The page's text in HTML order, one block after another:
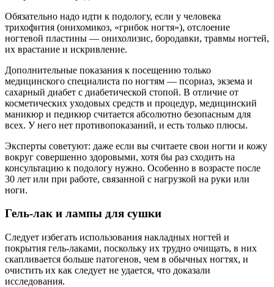
Обязательно надо идти к подологу, если у человека
трихофития (онихомикоз, «грибок ногтя»), отслоение
ногтевой пластины — онихолизис, бородавки, травмы ногтей,
их врастание и искривление.
Дополнительные показания к посещению только
медицинского специалиста по ногтям — псориаз, экзема и
сахарный диабет с диабетической стопой. В отличие от
косметических уходовых средств и процедур, медицинский
маникюр и педикюр считается абсолютно безопасным для
всех. У него нет противопоказаний, и есть только плюсы.
Эксперты советуют: даже если вы считаете свои ногти и кожу
вокруг совершенно здоровыми, хотя бы раз сходить на
консультацию к подологу нужно. Особенно в возрасте после
30 лет или при работе, связанной с нагрузкой на руки или
ноги.
Гель-лак и лампы для сушки
Следует избегать использования накладных ногтей и
покрытия гель-лаками, поскольку их трудно очищать, в них
скапливается больше патогенов, чем в обычных ногтях, и
очистить их как следует не удается, что доказали
исследования.